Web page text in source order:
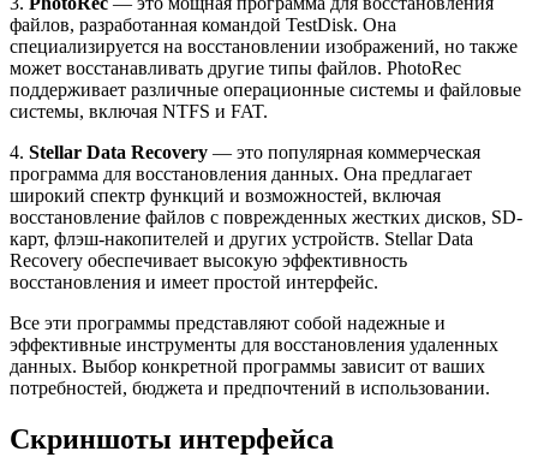
файлов, разработанная командой TestDisk. Она
специализируется на восстановлении изображений, но также
может восстанавливать другие типы файлов. PhotoRec
поддерживает различные операционные системы и файловые
системы, включая NTFS и FAT.
4. Stellar Data Recovery — это популярная коммерческая
программа для восстановления данных. Она предлагает
широкий спектр функций и возможностей, включая
восстановление файлов с поврежденных жестких дисков, SD-
карт, флэш-накопителей и других устройств. Stellar Data
Recovery обеспечивает высокую эффективность
восстановления и имеет простой интерфейс.
Все эти программы представляют собой надежные и
эффективные инструменты для восстановления удаленных
данных. Выбор конкретной программы зависит от ваших
потребностей, бюджета и предпочтений в использовании.
Скриншоты интерфейса